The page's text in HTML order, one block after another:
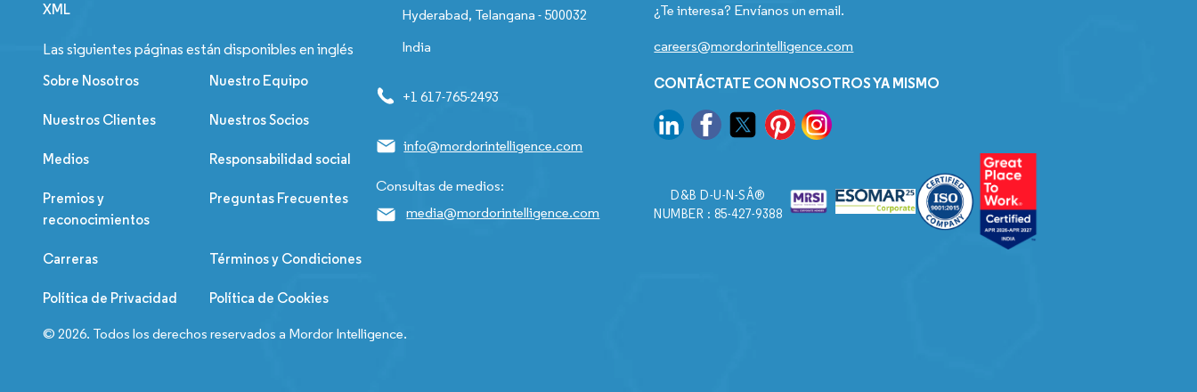
XML
Las siguientes páginas están disponibles en inglés
Sobre Nosotros Nuestro Equipo
Nuestros Clientes Nuestros Socios
Medios Responsabilidad social
Premios y
reconocimientos
Preguntas Frecuentes
Carreras Términos y Condiciones
Política de Privacidad Política de Cookies
Hyderabad, Telangana - 500032
India
+1 617-765-2493
info@mordorintelligence.com
Consultas de medios:
media@mordorintelligence.com
¿Te interesa? Envíanos un email.
careers@mordorintelligence.com
CONTÁCTATE CON NOSOTROS YA MISMO
D&B D-U-N-SÂ®
NUMBER : 85-427-9388
© 2026. Todos los derechos reservados a Mordor Intelligence.